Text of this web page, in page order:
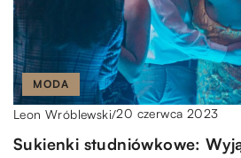
MODA
Leon Wróblewski/20 czerwca 2023
Sukienki studniówkowe: